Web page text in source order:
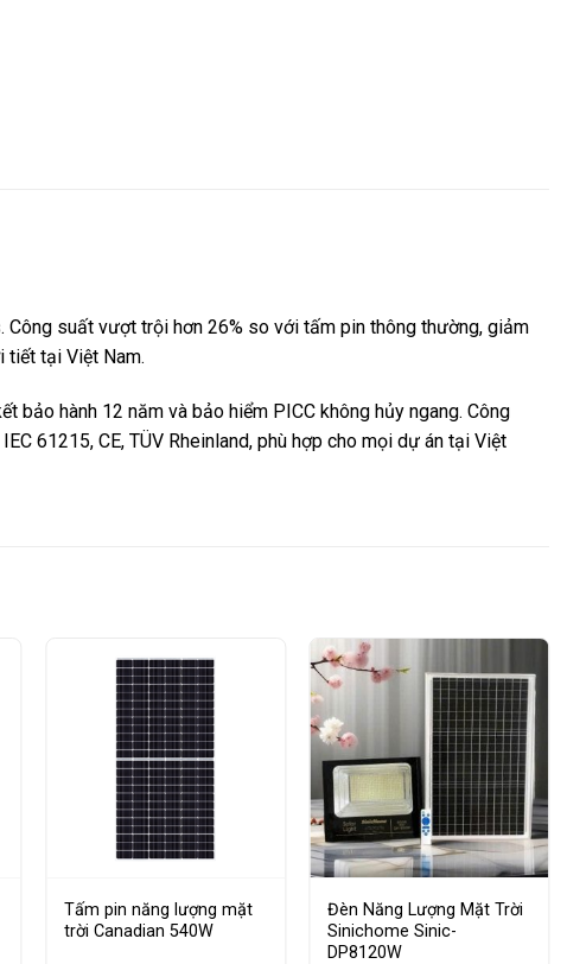
suất vượt trội hơn 26% so với tấm pin thông thường, giảm
tiết tại Việt Nam.
bảo hành 12 năm và bảo hiểm PICC không hủy ngang. Công
61215, CE, TÜV Rheinland, phù hợp cho mọi dự án tại Việt
Tấm pin năng lượng mặt
trời Canadian 540W
Đèn Năng Lượng Mặt Trời
Sinichome Sinic-
DP8120W